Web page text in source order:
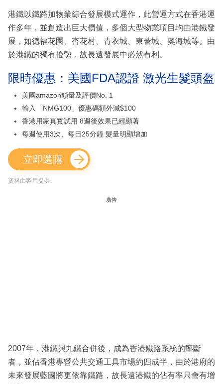
港鐵以鐵路加物業綜合發展模式運作，此營運方式在香港運
作多年，並創造出巨大價值，多個大型物業項目均由港鐵發
展，如德福花園、杏花村、青衣城、東薈城、奧海城等。由
於港鐵的獨有優勢，故長遠發展中必然有利。
限時優惠：美國FDA認證 激光生髮頭盔
美國amazon鎖量及評價No. 1
輸入「NMG100」優惠碼額外減$100
香港用家真實試用 8週後效果已經顯著
每週使用3次、每日25分鐘 髮量明顯增加
立即選購
資料由客戶提供
廣告
2007年，港鐵與九鐵合併後，成為香港鐵路系統的壟斷
者，並佔香港專營公共交通工具市場約四成半，由於港府的
未來發展藍圖將更依靠鐵路，故長遠港鐵的佔有率只會有增